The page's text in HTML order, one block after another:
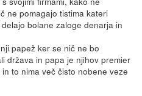
ne pomagajo tistima kateri
bolane zaloge denarja in
papež ker se nič ne bo
država in papa je njihov premier
to nima več čisto nobene veze